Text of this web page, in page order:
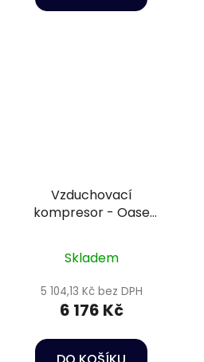
Vzduchovací
kompresor - Oase
Skladem
5 104,13 Kč bez DPH
6 176 Kč